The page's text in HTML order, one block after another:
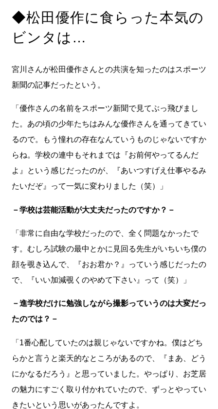
◆松田優作に食らった本気の
ビンタは…
宮川さんが松田優作さんとの共演を知ったのはスポーツ
新聞の記事だったという。
「優作さんの名前をスポーツ新聞で見てぶっ飛びまし
た。あの頃の少年たちはみんな優作さんを通ってきてい
るので。もう憧れの存在なんていうものじゃないですか
らね。学校の連中もそれまでは『お前何やってるんだ
よ』という感じだったのが、『あいつすげえ仕事やるみ
たいだぞ』って一気に変わりました（笑）」
－学校は芸能活動が大丈夫だったのですか？－
「非常に自由な学校だったので、全く問題なかったで
す。むしろ試験の最中とかに見回る先生がいちいち僕の
顔を覗き込んで、『おお君か？』っていう感じだったの
で、『いい加減覗くのやめて下さい』って（笑）」
－進学校だけに勉強しながら撮影っていうのは大変だっ
たのでは？－
「1番心配していたのは親じゃないですかね。僕はどち
らかと言うと楽天的なところがあるので、『まあ、どう
にかなるだろう』と思っていました。やっぱり、お芝居
の魅力にすごく取り付かれていたので、ずっとやってい
きたいという思いがあったんですよ。